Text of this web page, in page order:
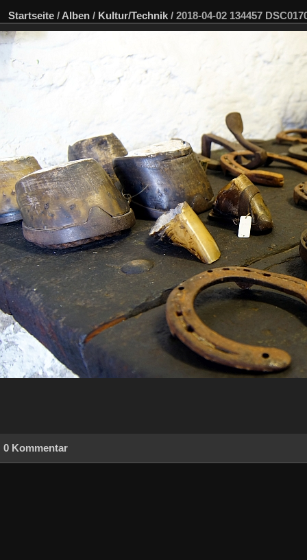
Startseite / Alben / Kultur/Technik / 2018-04-02 134457
0 Kommentar